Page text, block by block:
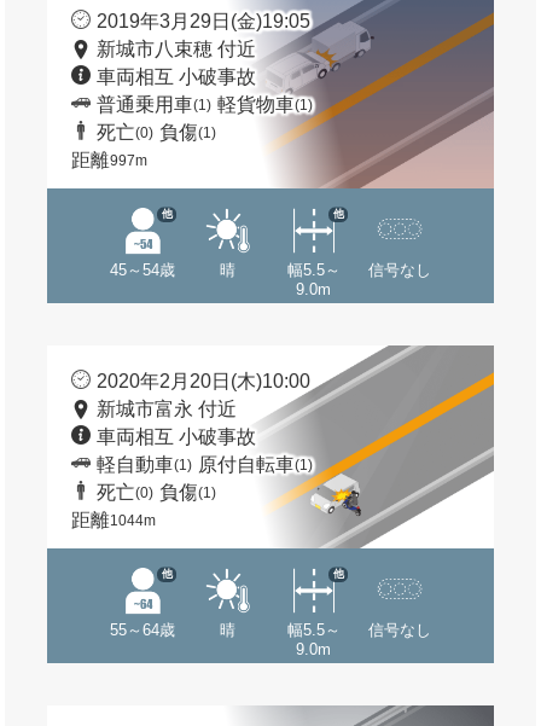
2019年3月29日(金)19:05
新城市八束穂 付近
車両相互 小破事故
普通乗用車(1) 軽貨物車(1)
死亡(0) 負傷(1)
距離997m
45～54歳
他
晴
幅5.5～
9.0m
他
信号なし
2020年2月20日(木)10:00
新城市富永 付近
車両相互 小破事故
軽自動車(1) 原付自転車(1)
死亡(0) 負傷(1)
距離1044m
55～64歳
他
晴
幅5.5～
9.0m
他
信号なし